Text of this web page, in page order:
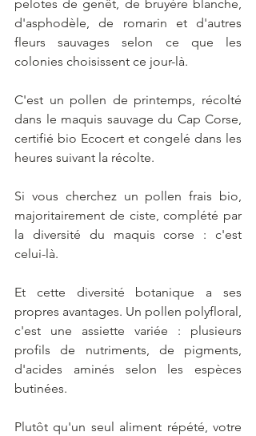
pelotes de genêt, de bruyère blanche,
d'asphodèle, de romarin et d'autres
fleurs sauvages selon ce que les
colonies choisissent ce jour-là.
C'est un pollen de printemps, récolté
dans le maquis sauvage du Cap Corse,
certifié bio Ecocert et congelé dans les
heures suivant la récolte.
Si vous cherchez un pollen frais bio,
majoritairement de ciste, complété par
la diversité du maquis corse : c'est
celui-là.
Et cette diversité botanique a ses
propres avantages. Un pollen polyfloral,
c'est une assiette variée : plusieurs
profils de nutriments, de pigments,
d'acides aminés selon les espèces
butinées.
Plutôt qu'un seul aliment répété, votre